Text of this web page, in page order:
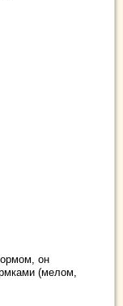
он
(мелом,